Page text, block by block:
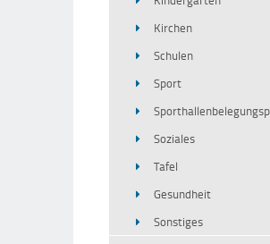
Kirchen
Schulen
Sport
Soziales
Tafel
Gesundheit
Sonstiges